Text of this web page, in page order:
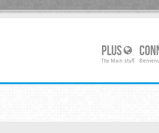
PLUS
The Main stuff